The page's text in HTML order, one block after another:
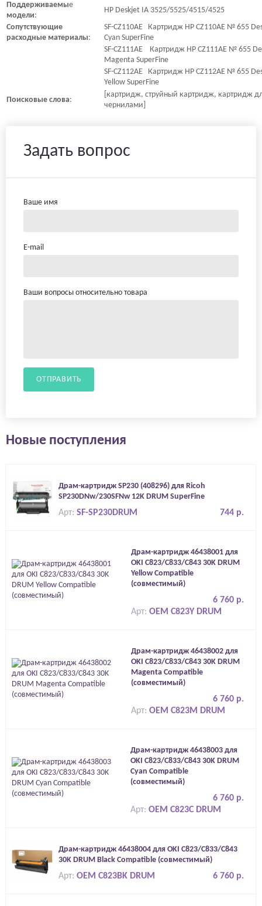
Поддерживаемые
модели:
HP Deskjet IA 3525/5525/4515/4525
Сопутствующие
расходные материалы:
SF-CZ110AE Картридж HP CZ110AE № 655
Cyan SuperFine
SF-CZ111AE Картридж HP CZ111AE № 655
Magenta SuperFine
SF-CZ112AE Картридж HP CZ112AE № 655
Yellow SuperFine
Поисковые слова:
[картридж, струйный картридж, картридж
чернилами]
Задать вопрос
Ваше имя
E-mail
Ваши вопросы относительно товара
ОТПРАВИТЬ
Новые поступления
Драм-картридж SP230 (408296) для Ricoh
SP230DNw/230SFNw 12K DRUM SuperFine
744 р.
Арт: SF-SP230DRUM
Драм-картридж 46438001 для
OKI C823/C833/C843 30K DRUM
Yellow Compatible
(совместимый)
6 760 р.
Арт: OEM C823Y DRUM
Драм-картридж 46438002 для
OKI C823/C833/C843 30K DRUM
Magenta Compatible
(совместимый)
6 760 р.
Арт: OEM C823M DRUM
Драм-картридж 46438003 для
OKI C823/C833/C843 30K DRUM
Cyan Compatible
(совместимый)
6 760 р.
Арт:OEM C823C DRUM
Драм-картридж 46438004 для OKI C823/C833/C843
30K DRUM Black Compatible (совместимый)
6 760 р.
Арт: OEM C823BK DRUM